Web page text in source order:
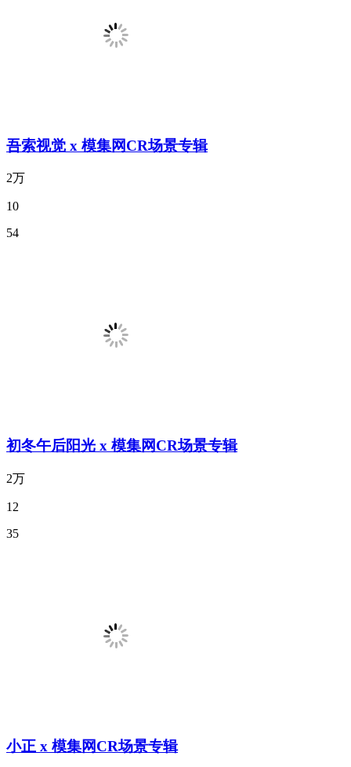
吾索视觉 x 模集网CR场景专辑
2万
10
54
初冬午后阳光 x 模集网CR场景专辑
2万
12
35
小正 x 模集网CR场景专辑